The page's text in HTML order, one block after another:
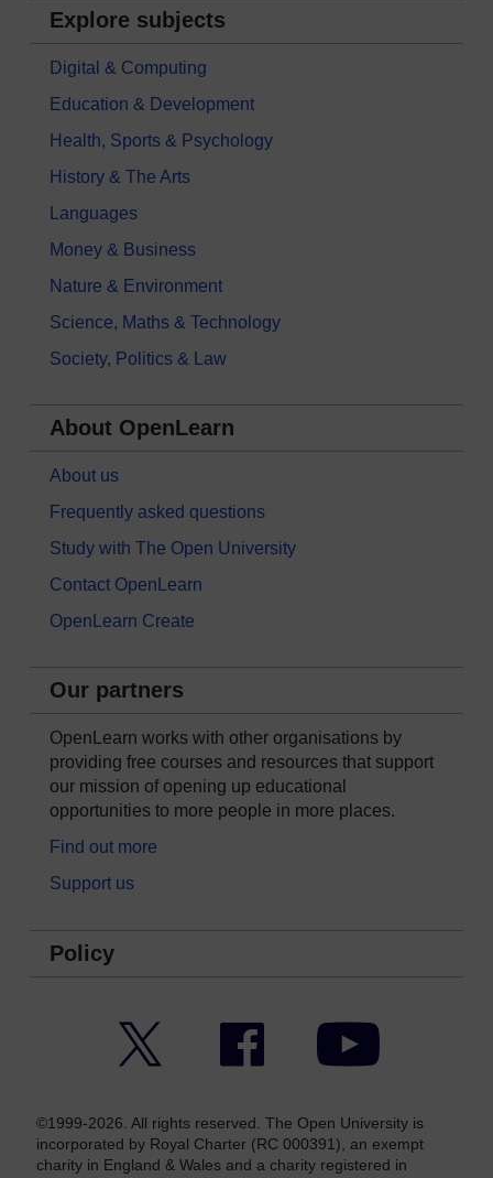
Explore subjects
Digital & Computing
Education & Development
Health, Sports & Psychology
History & The Arts
Languages
Money & Business
Nature & Environment
Science, Maths & Technology
Society, Politics & Law
About OpenLearn
About us
Frequently asked questions
Study with The Open University
Contact OpenLearn
OpenLearn Create
Our partners
OpenLearn works with other organisations by
providing free courses and resources that support
our mission of opening up educational
opportunities to more people in more places.
Find out more
Support us
Policy
Facebook YouTube
©1999-2026. All rights reserved. The Open University is
incorporated by Royal Charter (RC 000391), an exempt
charity in England & Wales and a charity registered in